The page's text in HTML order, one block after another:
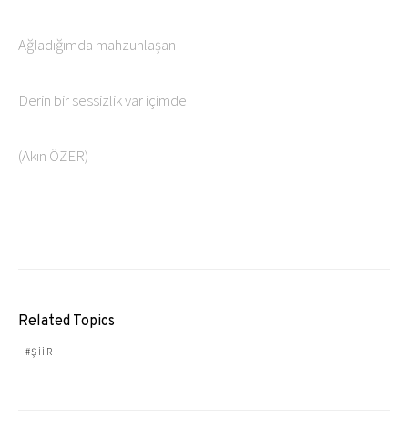
Ağladığımda mahzunlaşan
Derin bir sessizlik var içimde
(Akın ÖZER)
Related Topics
ŞIIR